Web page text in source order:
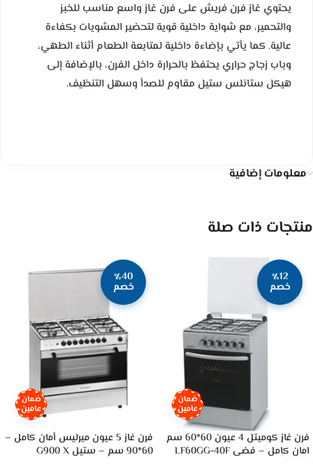
يحتوي غاز فرن فريش على فرن غاز واسع مناسب للخبز
والتحمير، مع شواية داخلية قوية لتحضير المشويات بكفاءة
عالية. كما يأتي بإضاءة داخلية لمتابعة الطعام أثناء الطهي،
وباب زجاج حراري يحتفظ بالحرارة داخل الفرن، بالإضافة إلى
هيكل ستانلس ستيل مقاوم للصدأ وسهل التنظيف.
معلومات إضافية
منتجات ذات صلة
٪12
خصم
ضمان
عامين
فرن غاز كوميتل 4 عيون 60*60 سم
امان كامل – فضى LF60GG-40F
٪40
خصم
ضمان
عامين
فرن غاز 5 عيون ميرليس أمان كامل –
60*90 سم – ستيل G900 X